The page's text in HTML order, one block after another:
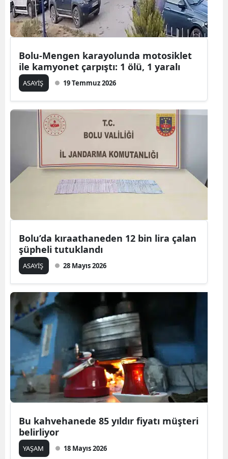
Bolu-Mengen karayolunda motosiklet
ile kamyonet çarpıştı: 1 ölü, 1 yaralı
ASAYİŞ 19 Temmuz 2026
Bolu’da kıraathaneden 12 bin lira çalan
şüpheli tutuklandı
ASAYİŞ 28 Mayıs 2026
Bu kahvehanede 85 yıldır fiyatı müşteri
belirliyor
YAŞAM 18 Mayıs 2026